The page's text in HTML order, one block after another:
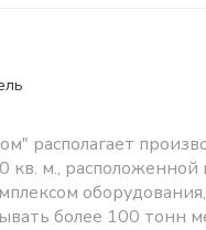
располагает
кв. м.,
более 100 тонн